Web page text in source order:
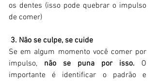
os dentes (isso pode quebrar o impulso
de comer)
3. Não se culpe, se cuide
Se em algum momento você comer por
impulso, não se puna por isso. O
importante é identificar o padrão e